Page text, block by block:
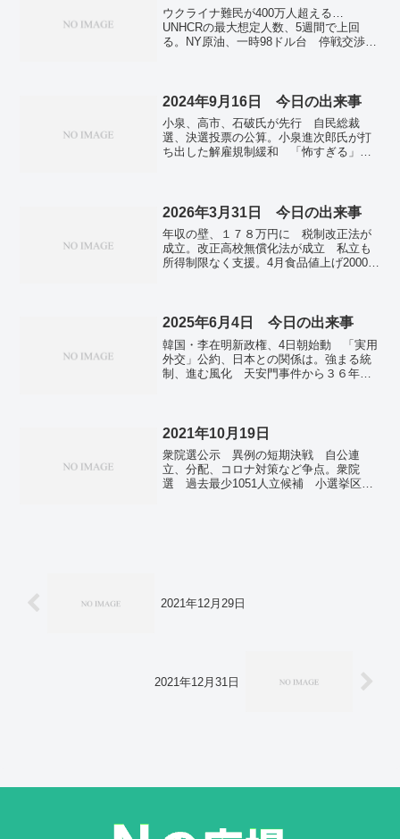
ウクライナ難民が400万人超える…
UNHCRの最大想定人数、5週間で上回
る。NY原油、一時98ドル台 停戦交渉進
島第一の処理水放出へ反対署名18万筆。
札幌市議会、30年冬季五輪招致決議を可
決 「市民に夢と誇り生む」。全国で新
たに5万3753人感染確認 前週水曜を1万
2000人上回る。
2024年9月16日 今日の出来事
小泉、高市、石破氏が先行 自民総裁
選、決選投票の公算。小泉進次郎氏が打
ち出した解雇規制緩和 「怖すぎる」
ＧＵＮ」歴代最多１８冠 真田広之さん
主演男優賞…日本人初、女優賞も・米エ
ミー賞。円高進行、一時139円台 1年2カ
月ぶり、FRBの利下げ観測で。技能実習
生の転職、要件明確に 失踪者は過去最
エメンのフーシ派が攻撃。
2026年3月31日 今日の出来事
年収の壁、１７８万円に 税制改正法が
成立。改正高校無償化法が成立 私立も
所得制限なく支援。4月食品値上げ2000品
2025年6月4日 今日の出来事
韓国・李在明新政権、4日朝始動 「実用
外交」公約、日本との関係は。強まる統
制、進む風化 天安門事件から３６年…
４年度、２５．９万件…厚労省。
2021年10月19日
衆院選公示 異例の短期決戦 自公連
立、分配、コロナ対策など争点。衆院
選 過去最少1051人立候補 小選挙区
2021年12月29日
2021年12月31日